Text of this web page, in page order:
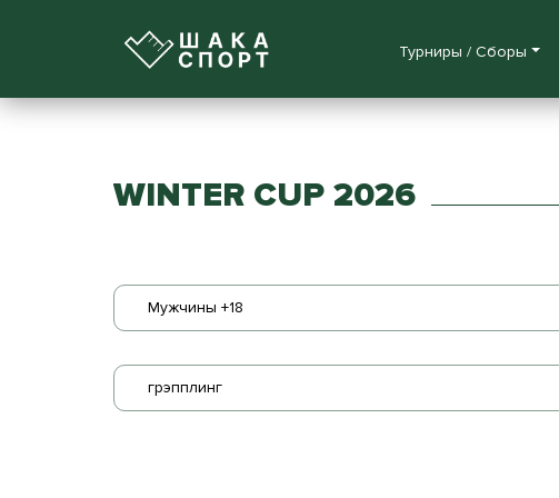
Турниры / Сборы
WINTER CUP 2026
Мужчины +18
грэпплинг